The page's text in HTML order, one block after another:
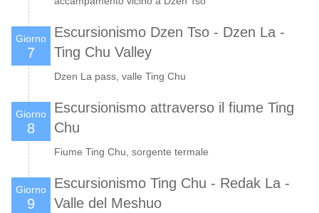
Giorno
7
Escursionismo Dzen Tso - Dzen La -
Ting Chu Valley
Dzen La pass, valle Ting Chu
Giorno
8
Escursionismo attraverso il fiume Ting
Chu
Fiume Ting Chu, sorgente termale
Giorno
9
Escursionismo Ting Chu - Redak La -
Valle del Meshuo